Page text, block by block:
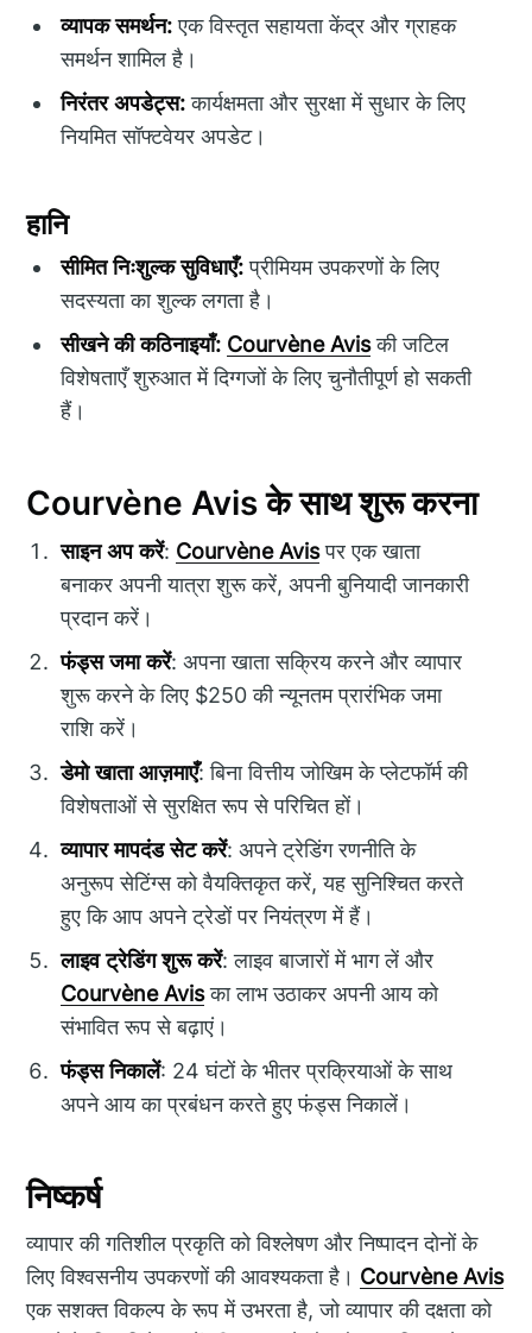
व्यापक समर्थन:एक विस्तृत सहायता केंद्र और ग्राहक
समर्थन शामिल है।
निरंतर अपडेट्स:कार्यक्षमता और सुरक्षा में सुधार के लिए
नियमित सॉफ्टवेयर अपडेट।
हानि
सीमित निःशुल्क सुविधाएँ:प्रीमियम उपकरणों के लिए
सदस्यता का शुल्क लगता है।
सीखने की कठिनाइयाँ: Courvène Avisकी जटिल
विशेषताएँ शुरुआत में दिग्गजों के लिए चुनौतीपूर्ण हो सकती
हैं।
Courvène Avis के साथ शुरू करना
साइन अप करें: Courvène Avisपर एक खाता
बनाकर अपनी यात्रा शुरू करें, अपनी बुनियादी जानकारी
प्रदान करें।
फंड्स जमा करें: अपना खाता सक्रिय करने और व्यापार
शुरू करने के लिए $250 की न्यूनतम प्रारंभिक जमा
राशि करें।
डेमो खाता आज़माएँ: बिना वित्तीय जोखिम के प्लेटफॉर्म की
विशेषताओं से सुरक्षित रूप से परिचित हों।
व्यापार मापदंड सेट करें: अपने ट्रेडिंग रणनीति के
अनुरूप सेटिंग्स को वैयक्तिकृत करें, यह सुनिश्चित करते
हुए कि आप अपने ट्रेडों पर नियंत्रण में हैं।
लाइव ट्रेडिंग शुरू करें: लाइव बाजारों में भाग लें और
Courvène Avisका लाभ उठाकर अपनी आय को
संभावित रूप से बढ़ाएं।
फंड्स निकालें: 24 घंटों के भीतर प्रक्रियाओं के साथ
अपने आय का प्रबंधन करते हुए फंड्स निकालें।
निष्कर्ष
व्यापार की गतिशील प्रकृति को विश्लेषण और निष्पादन दोनों के
लिए विश्वसनीय उपकरणों की आवश्यकता है। Courvène Avis
एक सशक्त विकल्प के रूप में उभरता है, जो व्यापार की दक्षता को